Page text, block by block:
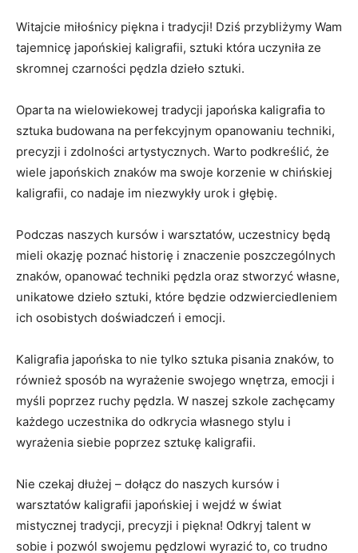
Witajcie miłośnicy piękna i tradycji! Dziś⁣ przybliżymy Wam
tajemnicę japońskiej kaligrafii, sztuki która uczyniła ze
skromnej czarności pędzla dzieło sztuki.
Oparta na wielowiekowej tradycji japońska⁢ kaligrafia⁢ to‍
sztuka budowana na perfekcyjnym opanowaniu techniki,
precyzji i zdolności artystycznych. Warto podkreślić, że
wiele japońskich⁤ znaków ma swoje korzenie ​w chińskiej
kaligrafii, co nadaje im niezwykły urok i głębię.
Podczas naszych kursów‍ i warsztatów, uczestnicy będą
mieli okazję poznać historię i znaczenie poszczególnych
znaków, opanować techniki pędzla ⁣oraz stworzyć własne,
unikatowe dzieło sztuki, które​ będzie odzwierciedleniem
ich osobistych doświadczeń i emocji.
Kaligrafia japońska to nie tylko ⁣sztuka ⁢pisania‍ znaków, to
również sposób na wyrażenie swojego wnętrza, emocji i
myśli poprzez ruchy pędzla. W​ naszej szkole zachęcamy
każdego uczestnika do odkrycia własnego ‍stylu​ i
wyrażenia siebie poprzez sztukę kaligrafii.
Nie czekaj dłużej –⁣ dołącz do naszych kursów i
warsztatów kaligrafii​ japońskiej i ​wejdź w świat
⁢mistycznej tradycji, precyzji i piękna! Odkryj talent w
sobie i ‌pozwól swojemu pędzlowi wyrazić to, co trudno